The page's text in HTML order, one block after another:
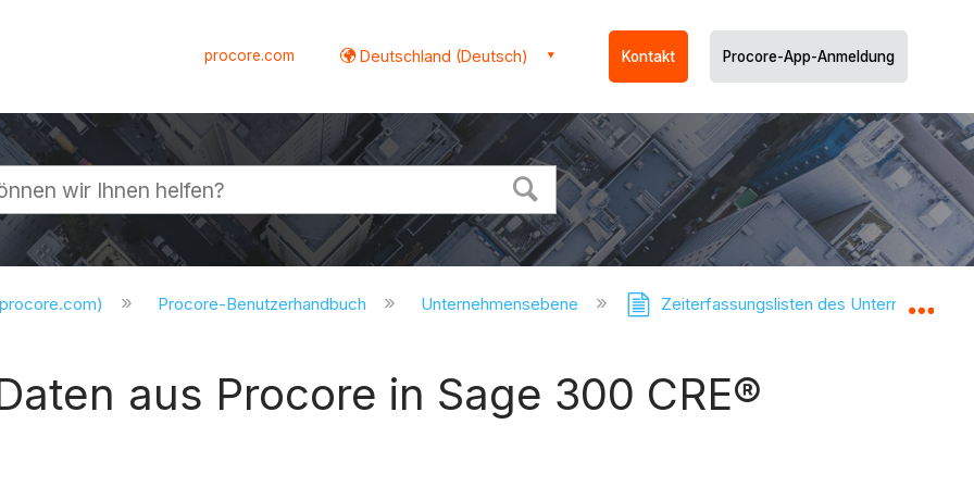
procore.com Deutschland (Deutsch) Kontakt Procore-App-Anmeldung
Procore-Benutzerhandbuch Unternehmensebene Zeiterfassungslisten des Unternehmens
aus Procore in Sage 300 CRE®